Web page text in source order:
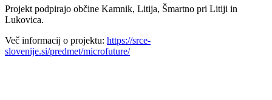
Projekt podpirajo občine Kamnik, Litija, Šmartno pri Litiji in
Lukovica.
Več informacij o projektu: https://srce-
slovenije.si/predmet/microfuture/